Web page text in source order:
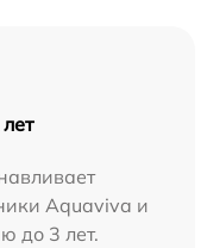
Aquaviva и
до 3 лет.